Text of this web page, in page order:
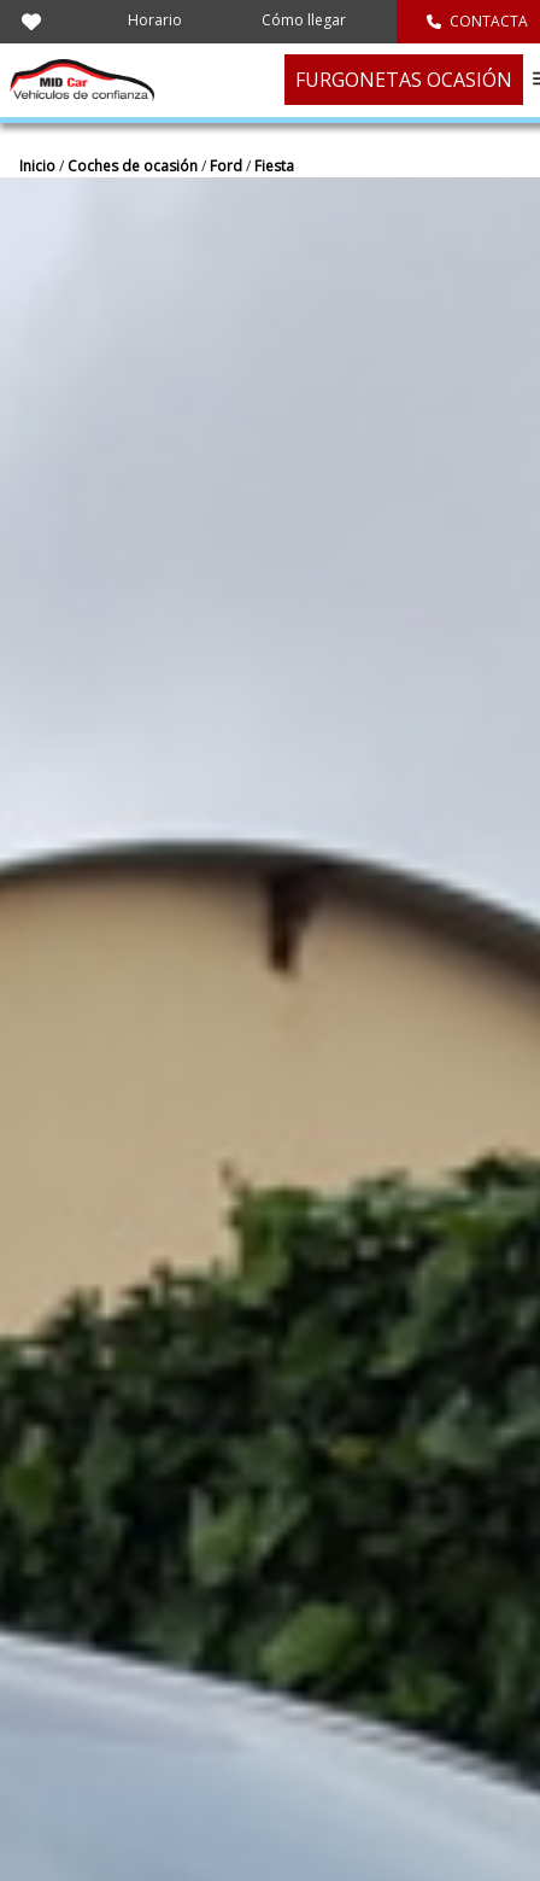
Horario Cómo llegar CONTACTA
FURGONETAS OCASIÓN
Inicio/ Coches de ocasión/Ford/Fiesta